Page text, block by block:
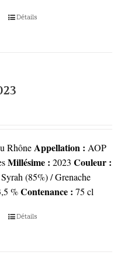
Détails
RhôneAppellation : AOP
Millésime : 2023 Couleur :
Syrah (85%) / Grenache
%Contenance : 75 cl
Détails